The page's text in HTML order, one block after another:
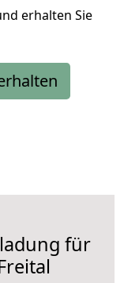
erhalten Sie
für